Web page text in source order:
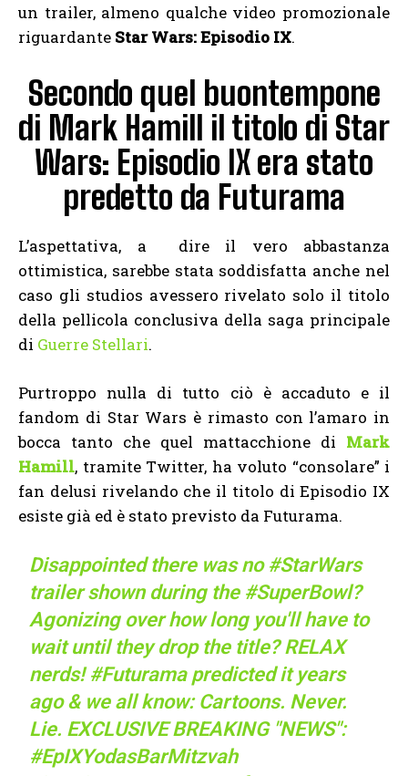
un trailer, almeno qualche video promozionale
riguardante Star Wars: Episodio IX.
Secondo quel buontempone
di Mark Hamill il titolo di Star
Wars: Episodio IX era stato
predetto da Futurama
L’aspettativa, a dire il vero abbastanza
ottimistica, sarebbe stata soddisfatta anche nel
caso gli studios avessero rivelato solo il titolo
della pellicola conclusiva della saga principale
di Guerre Stellari.
Purtroppo nulla di tutto ciò è accaduto e il
fandom di Star Wars è rimasto con l’amaro in
bocca tanto che quel mattacchione di Mark
Hamill, tramite Twitter, ha voluto “consolare” i
fan delusi rivelando che il titolo di Episodio IX
esiste già ed è stato previsto da Futurama.
Disappointed there was no #StarWars
trailer shown during the #SuperBowl?
Agonizing over how long you'll have to
wait until they drop the title? RELAX
nerds!#Futuramapredicted it years
ago & we all know: Cartoons. Never.
Lie. EXCLUSIVE BREAKING "NEWS":
#EpIXYodasBarMitzvah